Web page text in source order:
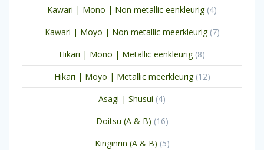
Kawari | Mono | Non metallic eenkleurig 44
producten
Kawari | Moyo | Non metallic meerkleurig 77
producten
Hikari | Mono | Metallic eenkleurig 88
producten
Hikari | Moyo | Metallic meerkleurig 1212
producten
Asagi | Shusui 44
producten
Doitsu (A & B) 1616
producten
Kinginrin (A & B) 55